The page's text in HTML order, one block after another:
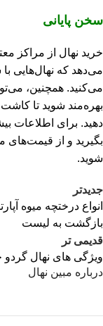
سخن پایانی
خرید نهال از مراکز
می‌دهد که نهال‌هایی
می‌کنید. همچنین،
بهره‌مند شوید تا کاشت
دهید. برای اطلاعات
بگیرید و از
شوید.
جدیدتر
انواع درختچه میوه
بازگشت به لیست
قدیمی تر
ویژگی های نهال
درباره مبین نهال